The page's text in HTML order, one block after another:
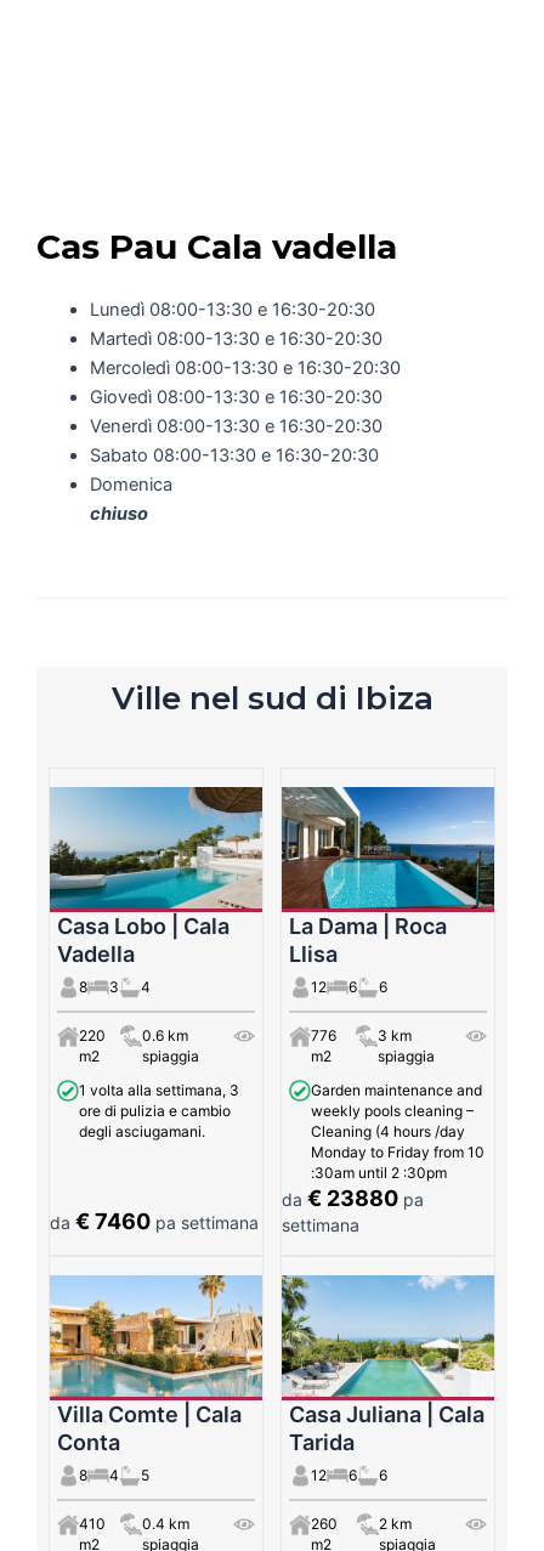
Cas Pau Cala vadella
Lunedì 08:00-13:30 e 16:30-20:30
Martedì 08:00-13:30 e 16:30-20:30
Mercoledì 08:00-13:30 e 16:30-20:30
Giovedì 08:00-13:30 e 16:30-20:30
Venerdì 08:00-13:30 e 16:30-20:30
Sabato 08:00-13:30 e 16:30-20:30
Domenica
chiuso
Ville nel sud di Ibiza
Casa Lobo | Cala
Vadella
8 3 4
220
m2
0.6 km
spiaggia
1 volta alla settimana, 3
ore di pulizia e cambio
degli asciugamani.
da € 7460 pa settimana
La Dama | Roca
Llisa
12 6 6
776
m2
3 km
spiaggia
Garden maintenance and
weekly pools cleaning –
Cleaning (4 hours /day
Monday to Friday from 10
:30am until 2 :30pm
da€ 23880 pa
settimana
Villa Comte | Cala
Conta
8 4 5
410
m2
0.4 km
spiaggia
Casa Juliana | Cala
Tarida
12 6 6
260
m2
2 km
spiaggia